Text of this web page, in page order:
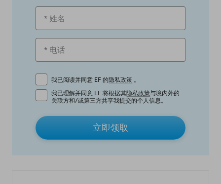
我已阅读并同意 EF 的隐私政策 。
我已理解并同意 EF 将根据其隐私政策与境内外的
关联方和/或第三方共享我提交的个人信息。
立即领取